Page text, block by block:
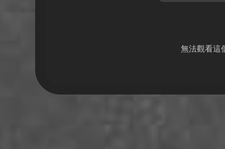
無法觀看這